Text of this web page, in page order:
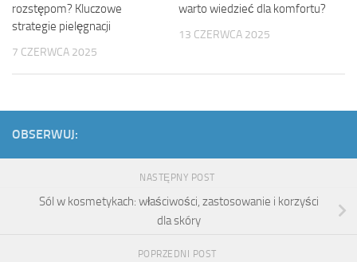
rozstępom? Kluczowe
strategie pielęgnacji
7 CZERWCA 2025
warto wiedzieć dla komfortu?
13 CZERWCA 2025
OBSERWUJ:
NASTĘPNY POST
Sól w kosmetykach: właściwości, zastosowanie i korzyści
dla skóry
POPRZEDNI POST